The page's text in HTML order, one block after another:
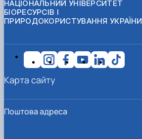
НАЦІОНАЛЬНИЙ УНІВЕРСИТЕТ
БІОРЕСУРСІВ І
ПРИРОДОКОРИСТУВАННЯ УКРАЇНИ
Поштова адреса
Карта сайту